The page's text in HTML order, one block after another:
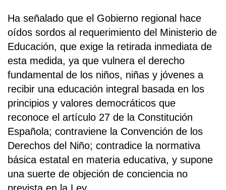
Ha señalado que el Gobierno regional hace
oídos sordos al requerimiento del Ministerio de
Educación, que exige la retirada inmediata de
esta medida, ya que vulnera el derecho
fundamental de los niños, niñas y jóvenes a
recibir una educación integral basada en los
principios y valores democráticos que
reconoce el artículo 27 de la Constitución
Española; contraviene la Convención de los
Derechos del Niño; contradice la normativa
básica estatal en materia educativa, y supone
una suerte de objeción de conciencia no
prevista en la Ley.